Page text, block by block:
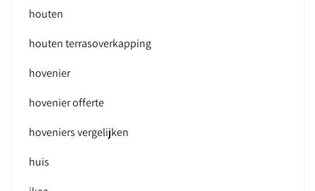
houten
houten terrasoverkapping
hovenier
hovenier offerte
hoveniers vergelijken
huis